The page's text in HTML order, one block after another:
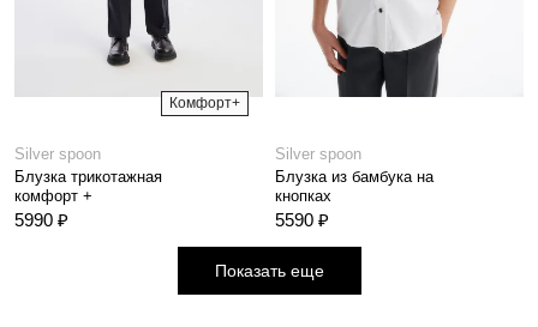
Комфорт+
Silver spoon
Блузка трикотажная
комфорт +
5990 ₽
Silver spoon
Блузка из бамбука на
кнопках
5590 ₽
Показать еще